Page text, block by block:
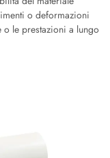
o deformazioni
le prestazioni a lungo